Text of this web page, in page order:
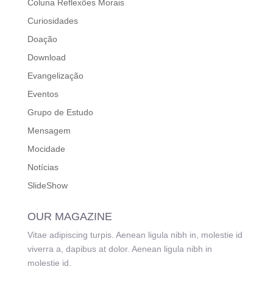
Coluna Reflexões Morais
Curiosidades
Doação
Download
Evangelização
Eventos
Grupo de Estudo
Mensagem
Mocidade
Notícias
SlideShow
OUR MAGAZINE
Vitae adipiscing turpis. Aenean ligula nibh in, molestie id
viverra a, dapibus at dolor. Aenean ligula nibh in
molestie id.